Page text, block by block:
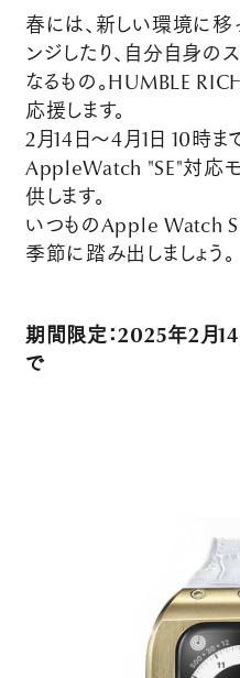
春には、新しい環境に移
ンジしたり、自分自身の
なるもの。HUMBLE
応援します。
2月14日～4月1日 10時ま
AppleWatch "SE"対応
供します。
いつものApple Watch
季節に踏み出しましょう。
期間限定：2025年2月
で